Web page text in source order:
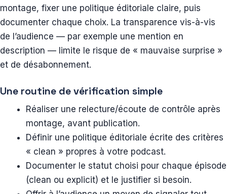
montage, fixer une politique éditoriale claire, puis
documenter chaque choix. La transparence vis-à-vis
de l’audience — par exemple une mention en
description — limite le risque de « mauvaise surprise »
et de désabonnement.
Une routine de vérification simple
Réaliser une relecture/écoute de contrôle après
montage, avant publication.
Définir une politique éditoriale écrite des critères
« clean » propres à votre podcast.
Documenter le statut choisi pour chaque épisode
(clean ou explicit) et le justifier si besoin.